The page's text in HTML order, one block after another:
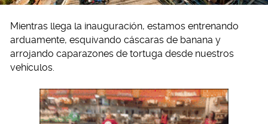
Mientras llega la inauguración, estamos entrenando
arduamente, esquivando cáscaras de banana y
arrojando caparazones de tortuga desde nuestros
vehículos.